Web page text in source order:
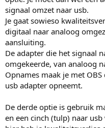
signaal omzet naar usb.
Je gaat sowieso
digitaal naar analoog
aansluiting.
De adapter die het signaal
omgekeerde, van analoog
Opnames maak je met
usb adapter opneemt.
De derde optie is gebruik
en een cinch (tulp) naar